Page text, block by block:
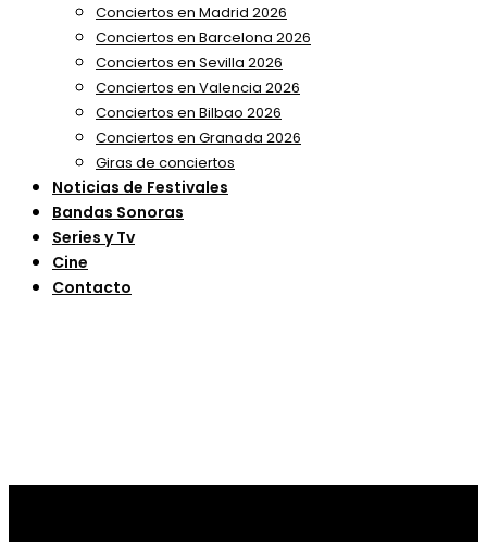
Conciertos en Madrid 2026
Conciertos en Barcelona 2026
Conciertos en Sevilla 2026
Conciertos en Valencia 2026
Conciertos en Bilbao 2026
Conciertos en Granada 2026
Giras de conciertos
Noticias de Festivales
Bandas Sonoras
Series y Tv
Cine
Contacto